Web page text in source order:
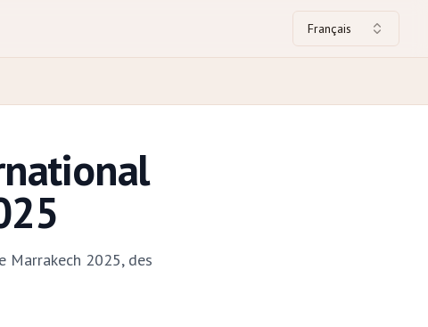
Français
Marrakech 2025, des